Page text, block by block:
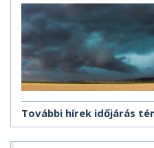
További hírek időjárás